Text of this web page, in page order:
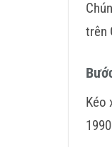
trên
Kéo